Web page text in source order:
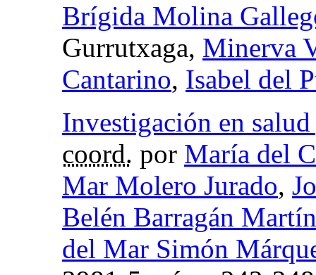
Brígida Molina
Gurrutxaga, Minerva
Cantarino, Isabel del
Investigación en
coord. por María del
Mar Molero Jurado,
Belén Barragán Martín
del Mar Simón